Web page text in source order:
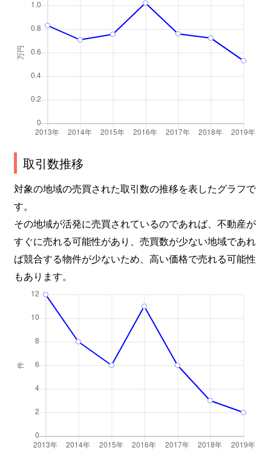
取引数推移
対象の地域の売買された取引数の推移を表したグラフで
す。
その地域が活発に売買されているのであれば、不動産が
すぐに売れる可能性があり、売買数が少ない地域であれ
ば競合する物件が少ないため、高い価格で売れる可能性
もあります。